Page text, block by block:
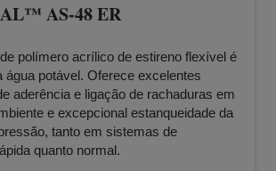
AS-48 ER
polímero acrílico de estireno flexível é
água potável. Oferece excelentes
aderência e ligação de rachaduras em
e excepcional estanqueidade da
tanto em sistemas de
quanto normal.